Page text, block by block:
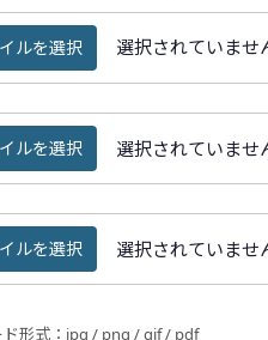
ルを選択 選択されていませ
ルを選択 選択されていませ
ルを選択 選択されていませ
ド形式：jpg / png / gif / pdf